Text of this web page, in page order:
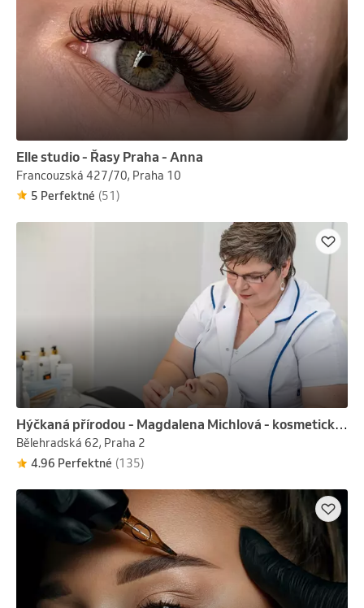
Elle studio - Řasy Praha - Anna
Francouzská 427/70, Praha 10
5 Perfektné (51)
Hýčkaná přírodou - Magdalena Michlová - kosmetické služby
Bělehradská 62, Praha 2
4.96 Perfektné (135)